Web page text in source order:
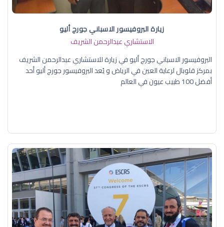
زيارة البروفيسور الاسباني جورج أليو
الاستشاري عبدالرحمن الشريف
البروفيسور الاسباني جورج أليو في زيارة للاستشاري عبدالرحمن الشريف
بمركز قلوبال لرعاية العين في الرياض و يُعد البروفيسور جورج أليو أحد
أفضل 100 طبيب عيون في العالم